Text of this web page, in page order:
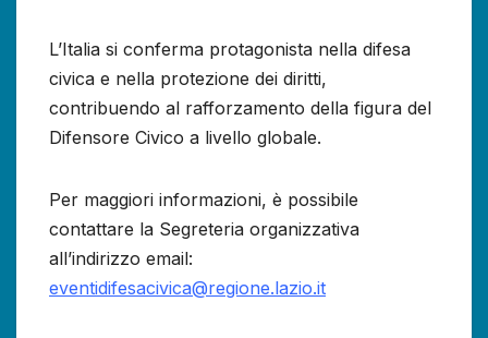
L’Italia si conferma protagonista nella difesa
civica e nella protezione dei diritti,
contribuendo al rafforzamento della figura del
Difensore Civico a livello globale.
Per maggiori informazioni, è possibile
contattare la Segreteria organizzativa
all’indirizzo email:
eventidifesacivica@regione.lazio.it